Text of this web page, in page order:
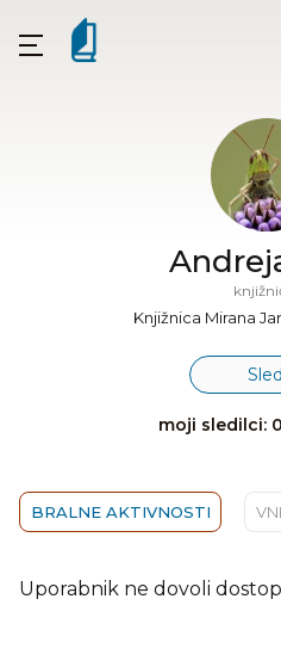
Knjižnica Mirana
moji sledilci: 0
BRALNE AKTIVNOSTI
Uporabnik ne dovoli